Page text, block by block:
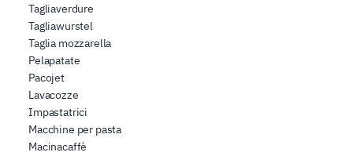
Tagliaverdure
Tagliawurstel
Taglia mozzarella
Pelapatate
Pacojet
Lavacozze
Impastatrici
Macchine per pasta
Macinacaffè